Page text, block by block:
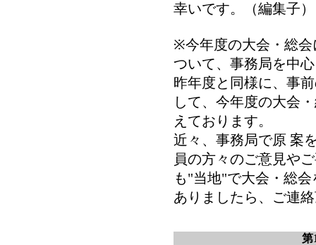
幸いです。（編集子）
※今年度の大会・総
ついて、事務局を中
昨年度と同様に、事
して、今年度の大会
えております。
近々、事務局で原 案
員の方々のご意見や
も"当地"で大会・総
ありましたら、ご連
第